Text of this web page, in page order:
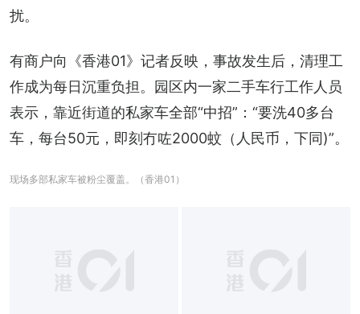
扰。
有商户向《香港01》记者反映，事故发生后，清理工
作成为每日沉重负担。园区内一家二手车行工作人员
表示，靠近街道的私家车全部“中招”：“要洗40多台
车，每台50元，即刻冇咗2000蚊（人民币，下同)”。
现场多部私家车被粉尘覆盖。（香港01）